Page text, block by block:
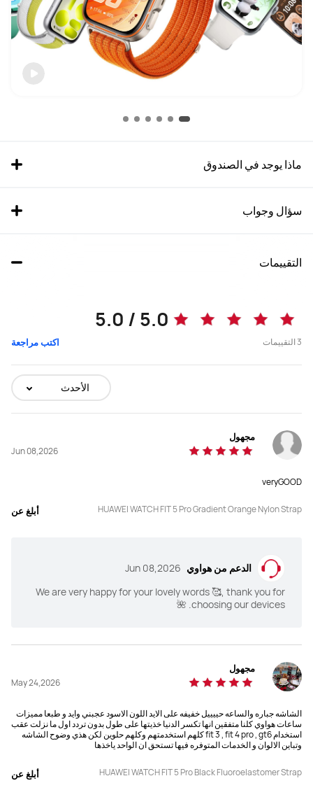
ماذا يوجد في الصندوق
سؤال وجواب
التقييمات
5.0 / 5.0
3التقييمات اكتب مراجعة
الأحدث
مجهول
Jun 08,2026
veryGOOD
HUAWEI WATCH FIT 5 Pro Gradient Orange Nylon Strap أبلغ عن
الدعم من هواوي Jun 08,2026
We are very happy for your lovely words 🥰, thank you for
choosing our devices. 🌺
مجهول
May 24,2026
الشاشه جباره والساعه حييييل خفيفه على الايد اللون الاسود عجبني وايد و طبعا مميزات
ساعات هواوي كلنا متفقين انها تكسر الدنيا خذيتها على طول بدون تردد اول ما نزلت عقب
استخدام fit 3 , fit 4 pro , gt6 كلهم استخدمتهم وكلهم حلوين لكن هذي وضوح الشاشه
وتباين الالوان و الخدمات المتوفره فيها تستحق ان الواحد ياخذها
HUAWEI WATCH FIT 5 Pro Black Fluoroelastomer Strap أبلغ عن